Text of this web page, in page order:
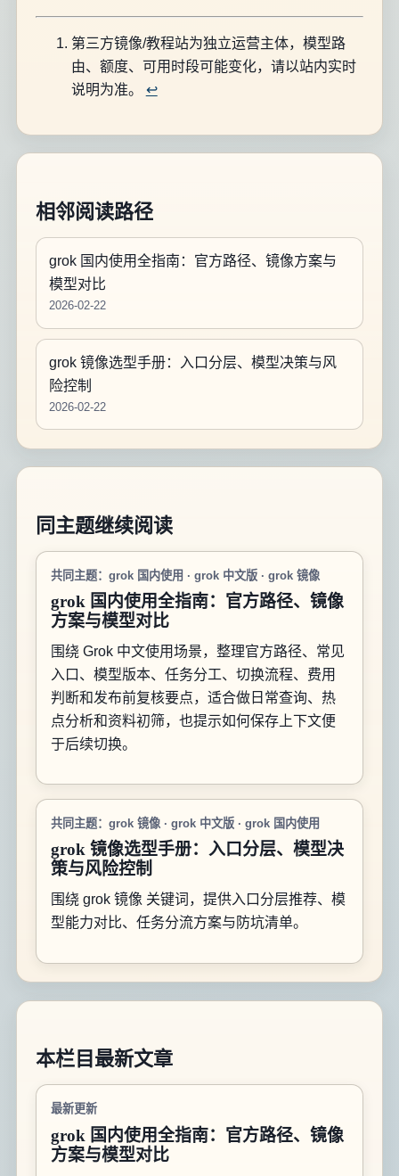
第三方镜像/教程站为独立运营主体，模型路
由、额度、可用时段可能变化，请以站内实时
说明为准。 ↩︎
相邻阅读路径
grok 国内使用全指南：官方路径、镜像方案与
模型对比
2026-02-22
grok 镜像选型手册：入口分层、模型决策与风
险控制
2026-02-22
同主题继续阅读
共同主题：grok 国内使用 · grok 中文版 · grok 镜像
grok 国内使用全指南：官方路径、镜像
方案与模型对比
围绕 Grok 中文使用场景，整理官方路径、常见
入口、模型版本、任务分工、切换流程、费用
判断和发布前复核要点，适合做日常查询、热
点分析和资料初筛，也提示如何保存上下文便
于后续切换。
共同主题：grok 镜像 · grok 中文版 · grok 国内使用
grok 镜像选型手册：入口分层、模型决
策与风险控制
围绕 grok 镜像 关键词，提供入口分层推荐、模
型能力对比、任务分流方案与防坑清单。
本栏目最新文章
最新更新
grok 国内使用全指南：官方路径、镜像
方案与模型对比